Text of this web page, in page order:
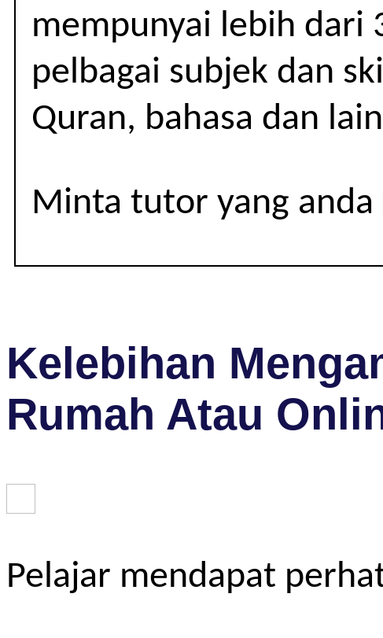
mempunyai lebih dari
pelbagai subjek dan
Quran, bahasa dan
Minta tutor yang anda
Kelebihan
Rumah Atau
Pelajar mendapat